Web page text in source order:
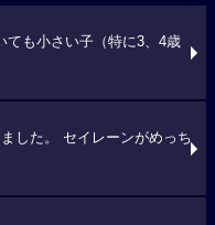
ても小さい子（特に3、4歳
した。 セイレーンがめっち